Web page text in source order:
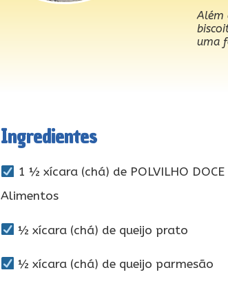
Além
uma
Ingredientes
1 ½ xícara (chá) de POLVILHO
Alimentos
½ xícara (chá) de queijo prato
½ xícara (chá) de queijo parmesão